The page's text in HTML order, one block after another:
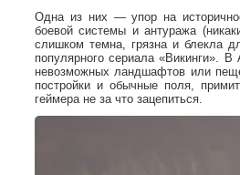
Одна из них — упор на
боевой системы и антуража
слишком темна, грязна и блекла
популярного сериала «Викинги».
невозможных ландшафтов или
постройки и обычные поля,
геймера не за что зацепиться.